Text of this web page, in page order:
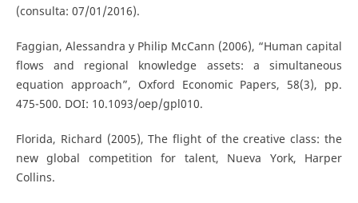
(consulta: 07/01/2016).
Faggian, Alessandra y Philip McCann (2006), “Human capital
flows and regional knowledge assets: a simultaneous
equation approach”, Oxford Economic Papers, 58(3), pp.
475-500. DOI: 10.1093/oep/gpl010.
Florida, Richard (2005), The flight of the creative class: the
new global competition for talent, Nueva York, Harper
Collins.